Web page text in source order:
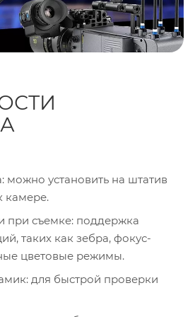
что делает его
разных устройств
можно установить на штатив
камере.
съемке: поддержка
таких как зебра, фокус-
цветовые режимы.
для быстрой проверки